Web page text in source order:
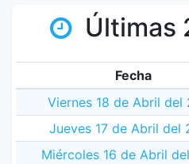
Últimas
Fecha
Viernes 18 de Abril del
Jueves 17 de Abril del
Miércoles 16 de Abril